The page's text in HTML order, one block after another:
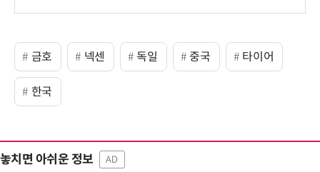
금호 넥센 독일 중국 타이어
한국
놓치면 아쉬운 정보 AD